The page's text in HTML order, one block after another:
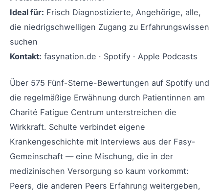
Ideal für: Frisch Diagnostizierte, Angehörige, alle,
die niedrigschwelligen Zugang zu Erfahrungswissen
suchen
Kontakt: fasynation.de · Spotify · Apple Podcasts
Über 575 Fünf-Sterne-Bewertungen auf Spotify und
die regelmäßige Erwähnung durch Patientinnen am
Charité Fatigue Centrum unterstreichen die
Wirkkraft. Schulte verbindet eigene
Krankengeschichte mit Interviews aus der Fasy-
Gemeinschaft — eine Mischung, die in der
medizinischen Versorgung so kaum vorkommt:
Peers, die anderen Peers Erfahrung weitergeben,